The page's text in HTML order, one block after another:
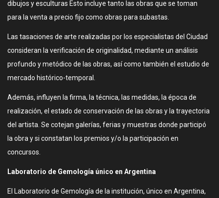
dibujos y esculturas Esto incluye tanto las obras que se toman
para la venta a precio fijo como obras para subastas.
Las tasaciones de arte realizadas por los especialistas del Ciudad
consideran la verificación de originalidad, mediante un análisis
profundo y metódico de las obras, así como también el estudio de
mercado histórico-temporal.
Además, influyen la firma, la técnica, las medidas, la época de
realización, el estado de conservación de las obras y la trayectoria
del artista. Se cotejan galerías, ferias y muestras donde participó
la obra y si constatan los premios y/o la participación en
concursos.
Laboratorio de Gemología único en Argentina
El Laboratorio de Gemología de la institución, único en Argentina,